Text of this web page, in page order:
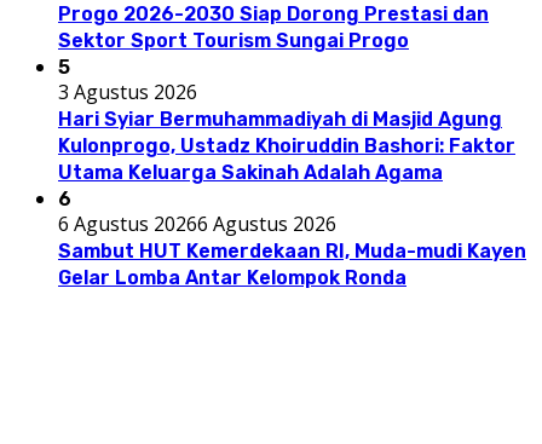
Progo 2026-2030 Siap Dorong Prestasi dan
Sektor Sport Tourism Sungai Progo
5
3 Agustus 2026
Hari Syiar Bermuhammadiyah di Masjid Agung
Kulonprogo, Ustadz Khoiruddin Bashori: Faktor
Utama Keluarga Sakinah Adalah Agama
6
6 Agustus 20266 Agustus 2026
Sambut HUT Kemerdekaan RI, Muda-mudi Kayen
Gelar Lomba Antar Kelompok Ronda